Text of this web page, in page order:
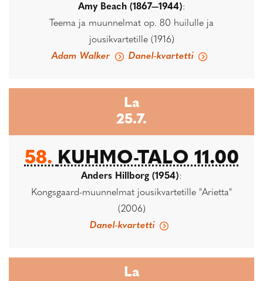
Amy Beach (1867—1944):
Teema ja muunnelmat op. 80 huilulle ja
jousikvartetille (1916)
Adam Walker
Danel-kvartetti
La
25.7.
58. KUHMO-TALO 11.00
Anders Hillborg (1954):
Kongsgaard-muunnelmat jousikvartetille "Arietta"
(2006)
Danel-kvartetti
La